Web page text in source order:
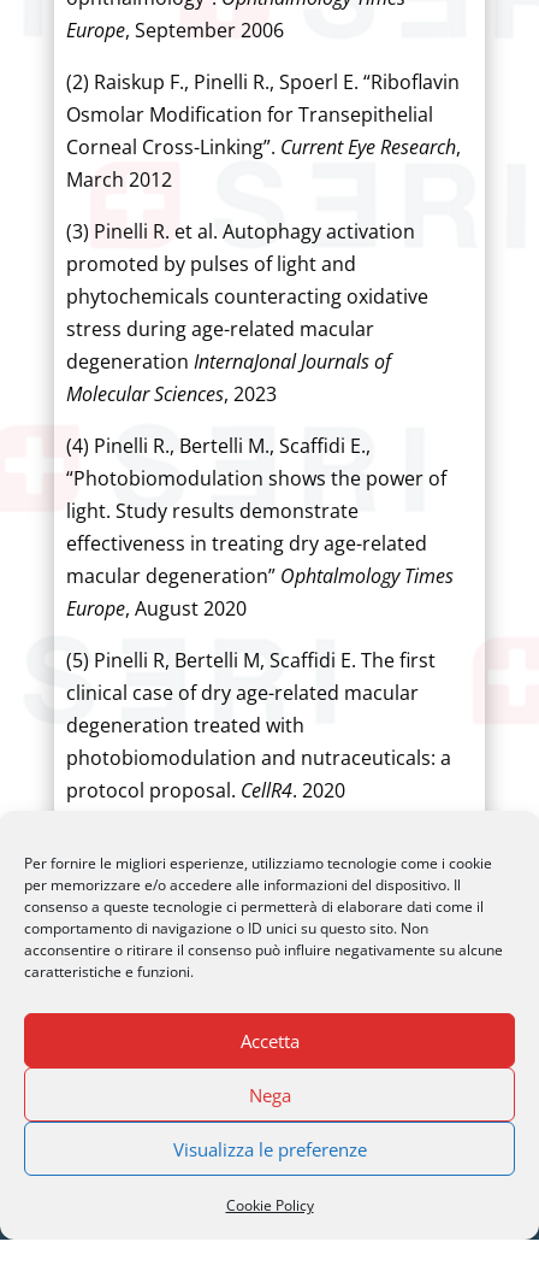
Per fornire le migliori esperienze, utilizziamo tecnologie come i cookie
per memorizzare e/o accedere alle informazioni del dispositivo. Il
consenso a queste tecnologie ci permetterà di elaborare dati come il
comportamento di navigazione o ID unici su questo sito. Non
acconsentire o ritirare il consenso può influire negativamente su alcune
caratteristiche e funzioni.
Accetta
Nega
Visualizza le preferenze
Cookie Policy
Europe, September 2006
(2) Raiskup F., Pinelli R., Spoerl E. “Riboflavin
Osmolar Modification for Transepithelial
Corneal Cross-Linking”. Current Eye Research,
March 2012
(3) Pinelli R. et al. Autophagy activation
promoted by pulses of light and
phytochemicals counteracting oxidative
stress during age-related macular
degeneration InternaJonal Journals of
Molecular Sciences, 2023
(4) Pinelli R., Bertelli M., Scaffidi E.,
“Photobiomodulation shows the power of
light. Study results demonstrate
effectiveness in treating dry age-related
macular degeneration” Ophtalmology Times
Europe, August 2020
(5) Pinelli R, Bertelli M, Scaffidi E. The first
clinical case of dry age-related macular
degeneration treated with
photobiomodulation and nutraceuticals: a
protocol proposal. CellR4. 2020
Combined pulses of light and sound in the
retina with nutraceuticals may enhance the
recovery of foveal holes.Arch Ital Biol.2022
Palazzo Mantegazza (9° Piano)